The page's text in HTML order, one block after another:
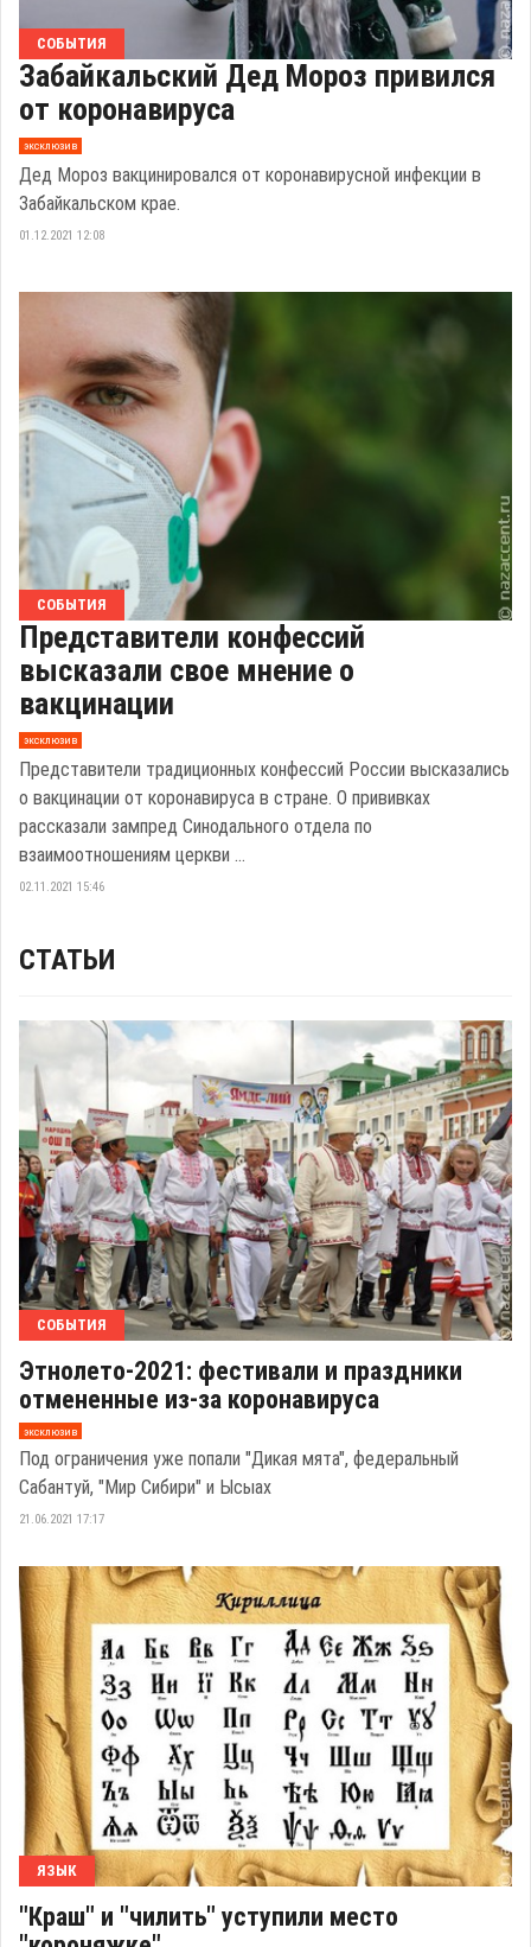
СОБЫТИЯ
Забайкальский Дед Мороз привился
от коронавируса
эксклюзив
Дед Мороз вакцинировался от коронавирусной инфекции в
Забайкальском крае.
01.12.2021 12:08
СОБЫТИЯ
Представители конфессий
высказали свое мнение о
вакцинации
эксклюзив
Представители традиционных конфессий России высказались
о вакцинации от коронавируса в стране. О прививках
рассказали зампред Синодального отдела по
взаимоотношениям церкви ...
02.11.2021 15:46
СТАТЬИ
СОБЫТИЯ
Этнолето-2021: фестивали и праздники
отмененные из-за коронавируса
эксклюзив
Под ограничения уже попали "Дикая мята", федеральный
Сабантуй, "Мир Сибири" и Ысыах
21.06.2021 17:17
ЯЗЫК
"Краш" и "чилить" уступили место